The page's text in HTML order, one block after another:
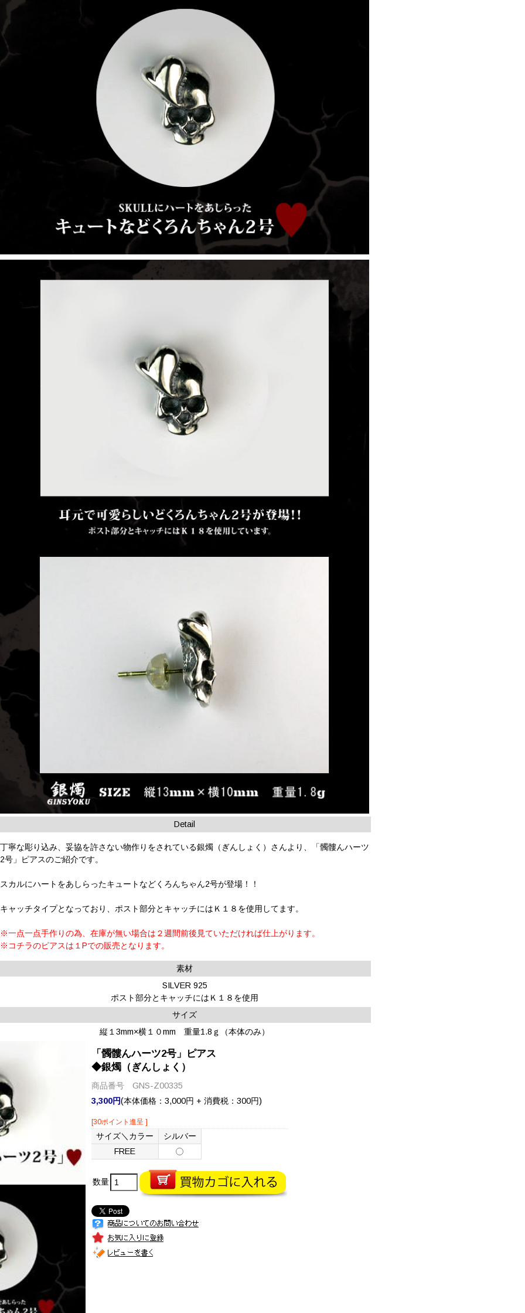
Detail
丁寧な彫り込み、妥協を許さない物作りをされている銀燭（ぎんしょく）さんより、「髑髏んハーツ
2号」ピアスのご紹介です。
スカルにハートをあしらったキュートなどくろんちゃん2号が登場！！
キャッチタイプとなっており、ポスト部分とキャッチにはＫ１８を使用してます。
※一点一点手作りの為、在庫が無い場合は２週間前後見ていただければ仕上がります。
※コチラのピアスは１Pでの販売となります。
素材
SILVER 925
ポスト部分とキャッチにはＫ１８を使用
サイズ
縦１3mm×横１０mm 重量1.8ｇ（本体のみ）
「髑髏んハーツ2号」ピアス
◆銀燭（ぎんしょく）
商品番号 GNS-Z00335
3,300円(本体価格：3,000円 + 消費税：300円)
[30ポイント進呈 ]
サイズ＼カラー
シルバー
FREE
数量